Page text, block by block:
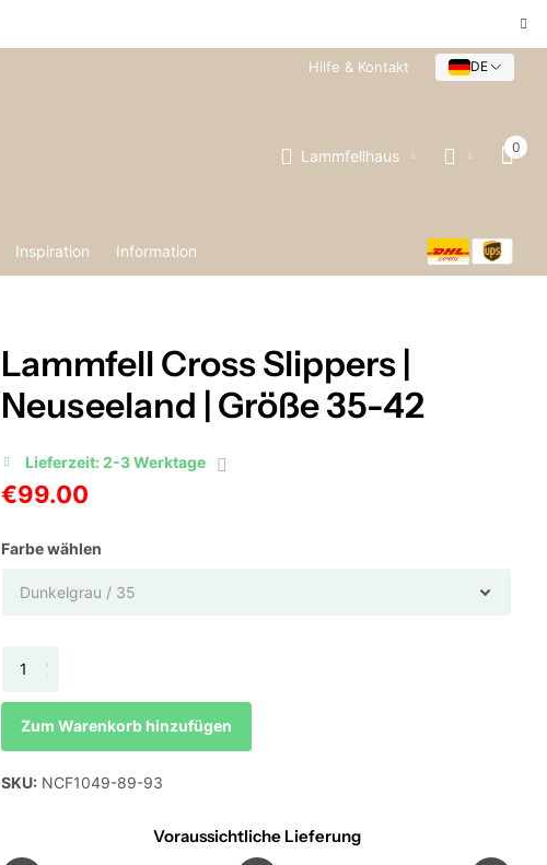
Hilfe & Kontakt DE
Lammfellhaus 0
Inspiration Information
Lammfell Cross Slippers |
Neuseeland | Größe 35-42
Lieferzeit: 2-3 Werktage
€99.00
Farbe wählen
Zum Warenkorb hinzufügen
SKU: NCF1049-89-93
Voraussichtliche Lieferung